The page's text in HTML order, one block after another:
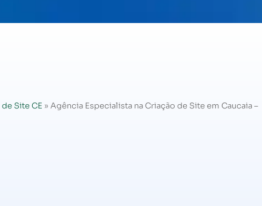
Site CE » Agência Especialista na Criação de Site em Caucaia –